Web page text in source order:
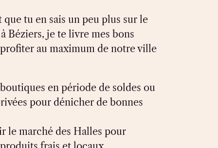
tu en sais un peu plus sur le
Béziers, je te livre mes bons
au maximum de notre ville
en période de soldes ou
pour dénicher de bonnes
le marché des Halles pour